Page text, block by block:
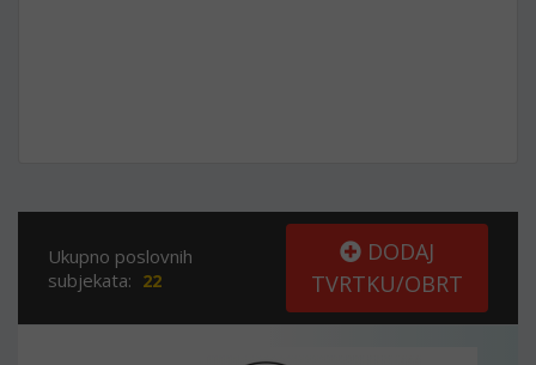
Ukupno poslovnih
subjekata: 22
DODAJ
TVRTKU/OBRT